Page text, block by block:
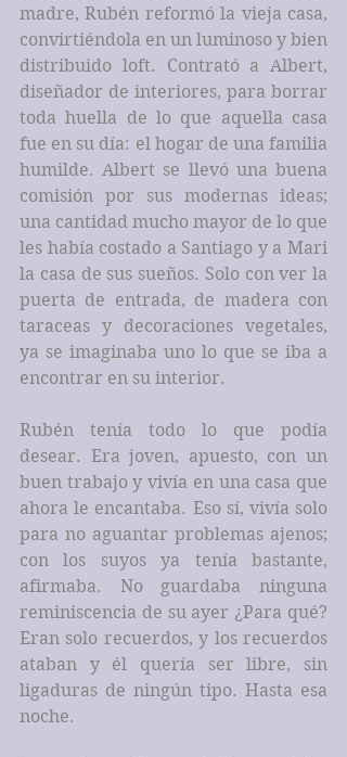
madre, Rubén reformó la vieja casa,
convirtiéndola en un luminoso y bien
distribuido loft. Contrató a Albert,
diseñador de interiores, para borrar
toda huella de lo que aquella casa
fue en su día: el hogar de una familia
humilde. Albert se llevó una buena
comisión por sus modernas ideas;
una cantidad mucho mayor de lo que
les había costado a Santiago y a Mari
la casa de sus sueños. Solo con ver la
puerta de entrada, de madera con
taraceas y decoraciones vegetales,
ya se imaginaba uno lo que se iba a
encontrar en su interior.
Rubén tenía todo lo que podía
desear. Era joven, apuesto, con un
buen trabajo y vivía en una casa que
ahora le encantaba. Eso sí, vivía solo
para no aguantar problemas ajenos;
con los suyos ya tenía bastante,
afirmaba. No guardaba ninguna
reminiscencia de su ayer ¿Para qué?
Eran solo recuerdos, y los recuerdos
ataban y él quería ser libre, sin
ligaduras de ningún tipo. Hasta esa
noche.